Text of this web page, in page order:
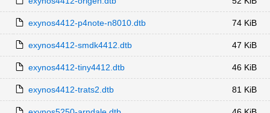
exynos4412-p4note-n8010.dtb 74 KiB
exynos4412-smdk4412.dtb 47 KiB
exynos4412-tiny4412.dtb 46 KiB
exynos4412-trats2.dtb 81 KiB